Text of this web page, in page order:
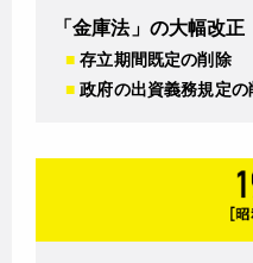
「金庫法」の大幅改正
■ 存立期間既定の削除
■ 政府の出資義務規定の